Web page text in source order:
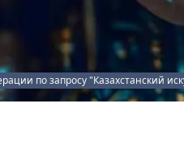
по запросу "Казахстанский